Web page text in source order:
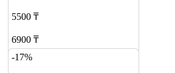
5500 ₸
6900 ₸
Добавить в корзину
-17%